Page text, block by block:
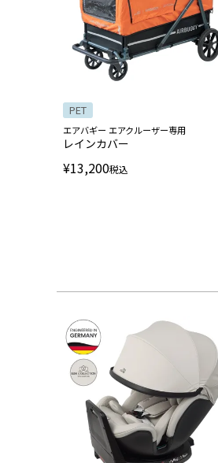
PET
エアバギー エアクルーザー専用
レインカバー
¥13,200税込